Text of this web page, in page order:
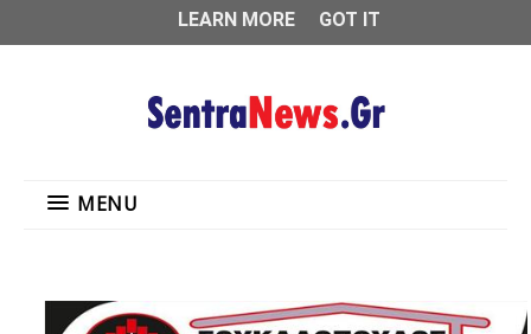
MENU
LEARN MORE
GOT IT